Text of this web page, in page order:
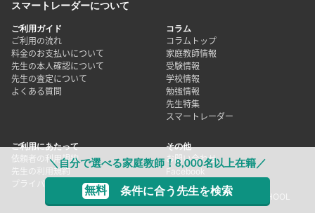
＼自分で選べる家庭教師！8,000名以上在籍／
無料 条件に合う先生を検索
スマートレーダーについて
ご利用ガイド
ご利用の流れ
料金のお支払いについて
先生の本人確認について
先生の査定について
よくある質問
コラム
コラムトップ
家庭教師情報
受験情報
学校情報
勉強情報
先生特集
スマートレーダー
ご利用にあたって
依頼者の利用規約
先生の利用規約
プライバシーポリシー
その他
お問い合わせ
Facebook
X(旧Twitter)
塾講師シェアリング forSCHOOL